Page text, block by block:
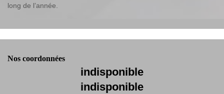
long de l’année.
Nos coordonnées
indisponible
indisponible